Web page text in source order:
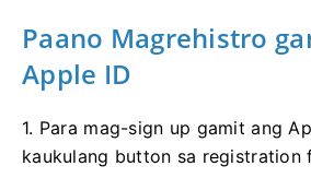
Paano Magrehistro
Apple ID
1. Para mag-sign up gamit ang
kaukulang button sa registration